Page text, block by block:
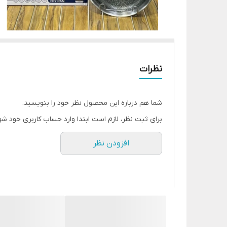
نظرات
شما هم درباره این محصول نظر خود را بنویسید.
برای ثبت نظر، لازم است ابتدا وارد حساب کاربری خود
افزودن نظر